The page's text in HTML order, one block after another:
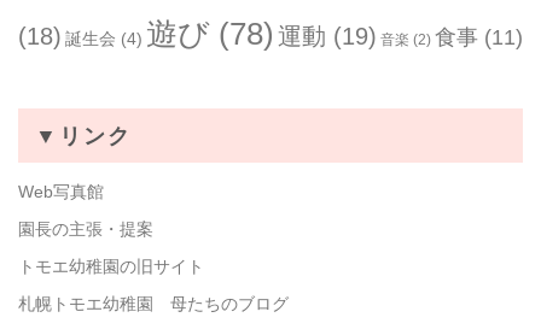
(18) 誕生会 (4) 遊び (78) 運動 (19) 音楽 (2) 食事 (11)
▼リンク
Web写真館
園長の主張・提案
トモエ幼稚園の旧サイト
札幌トモエ幼稚園 母たちのブログ